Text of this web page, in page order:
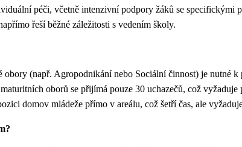
péči, včetně intenzivní podpory žáků se specifickými
řeší běžné záležitosti s vedením školy.
obory (např. Agropodnikání nebo Sociální činnost) je nutné
oborů se přijímá pouze 30 uchazečů, což
domov mládeže přímo v areálu, což šetří čas, ale